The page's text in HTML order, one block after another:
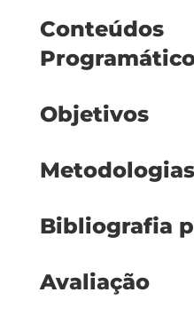
Conteúdos
Objetivos
Bibliografia
Avaliação